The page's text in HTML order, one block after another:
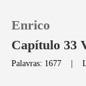
Enrico
Capítulo 33
Palavras: 1677 |